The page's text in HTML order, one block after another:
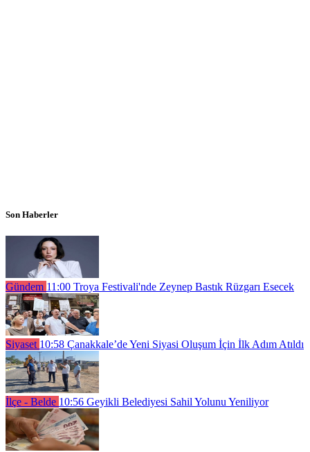
Son Haberler
Gündem 11:00 Troya Festivali'nde Zeynep Bastık Rüzgarı Esecek
Siyaset 10:58 Çanakkale’de Yeni Siyasi Oluşum İçin İlk Adım Atıldı
İlçe - Belde 10:56 Geyikli Belediyesi Sahil Yolunu Yeniliyor